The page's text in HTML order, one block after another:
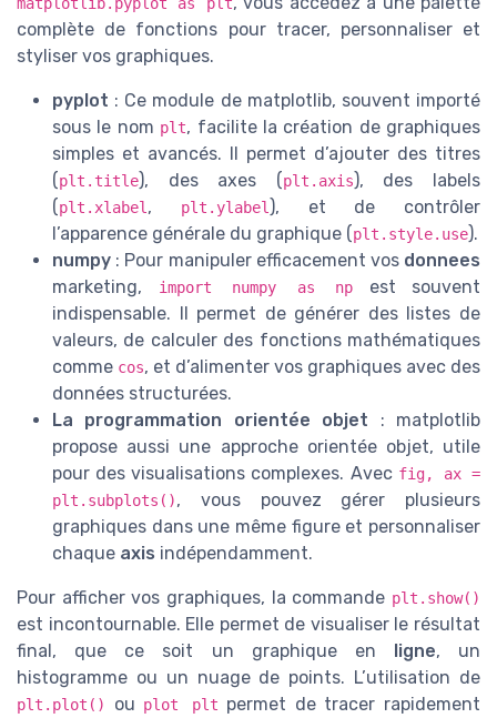
complète de fonctions pour tracer, personnaliser et
styliser vos graphiques.
pyplot : Ce module de matplotlib, souvent importé
sous le nom plt, facilite la création de graphiques
simples et avancés. Il permet d’ajouter des titres
(plt.title), des axes (plt.axis), des labels
(plt.xlabel , plt.ylabel ), et de contrôler
l’apparence générale du graphique (plt.style.use).
numpy : Pour manipuler efficacement vos donnees
marketing,
import numpy as np est souvent
indispensable. Il permet de générer des listes de
valeurs, de calculer des fonctions mathématiques
comme cos, et d’alimenter vos graphiques avec des
données structurées.
La programmation orientée objet : matplotlib
propose aussi une approche orientée objet, utile
pour des visualisations complexes. Avec fig, ax =
plt.subplots(), vous pouvez gérer plusieurs
graphiques dans une même figure et personnaliser
chaque axis indépendamment.
Pour afficher vos graphiques, la commande plt.show()
est incontournable. Elle permet de visualiser le résultat
final, que ce soit un graphique en ligne, un
histogramme ou un nuage de points. L’utilisation de
plt.plot() ou plot plt permet de tracer rapidement